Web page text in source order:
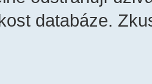
databáze.